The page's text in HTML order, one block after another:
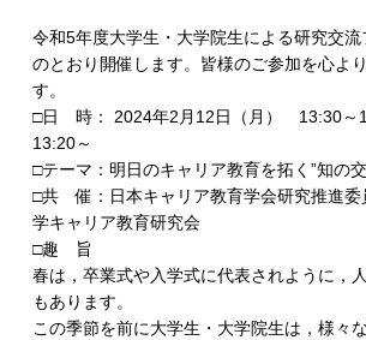
令和5年度大学生・大学院生による研究交
のとおり開催します。皆様のご参加を心よ
す。
□日 時： 2024年2月12日（月）
13:20～
□テーマ：明日のキャリア教育を拓く”知の
□共 催：日本キャリア教育学会研究推進
学キャリア教育研究会
□趣 旨
春は，卒業式や入学式に代表されように，
もあります。
この季節を前に大学生・大学院生は，様々